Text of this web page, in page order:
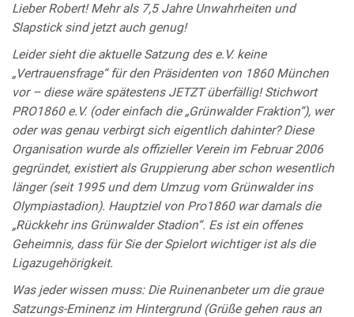
Lieber Robert! Mehr als 7,5 Jahre Unwahrheiten und
Slapstick sind jetzt auch genug!
Leider sieht die aktuelle Satzung des e.V. keine
„Vertrauensfrage“ für den Präsidenten von 1860 München
vor – diese wäre spätestens JETZT überfällig! Stichwort
PRO1860 e.V. (oder einfach die „Grünwalder Fraktion“), wer
oder was genau verbirgt sich eigentlich dahinter? Diese
Organisation wurde als offizieller Verein im Februar 2006
gegründet, existiert als Gruppierung aber schon wesentlich
länger (seit 1995 und dem Umzug vom Grünwalder ins
Olympiastadion). Hauptziel von Pro1860 war damals die
„Rückkehr ins Grünwalder Stadion“. Es ist ein offenes
Geheimnis, dass für Sie der Spielort wichtiger ist als die
Ligazugehörigkeit.
Was jeder wissen muss: Die Ruinenanbeter um die graue
Satzungs-Eminenz im Hintergrund (Grüße gehen raus an